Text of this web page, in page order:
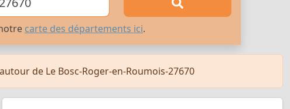
carte des départements ici.
de Le Bosc-Roger-en-Roumois-27670